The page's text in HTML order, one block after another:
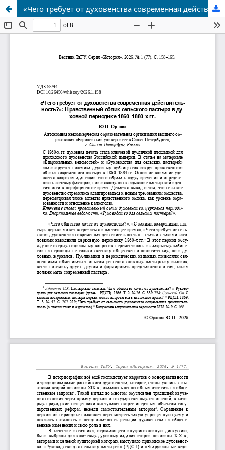
«Чего требует от духовенства современная действительность?»: Нравственный облик сельского пастыря в духовной периодике 1860–1880-х гг.